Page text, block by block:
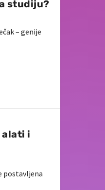
studiju?
– genije
alati i
postavljena